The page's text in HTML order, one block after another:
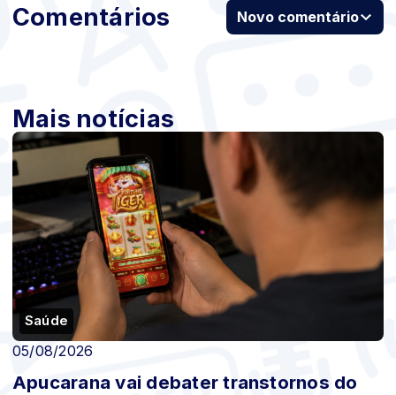
Comentários Novo comentário
Mais notícias
Saúde
05/08/2026
Apucarana vai debater transtornos do